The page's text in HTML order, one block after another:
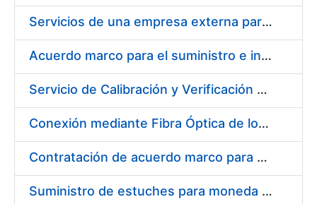
Servicios de una empresa externa para el asesoramiento y resolución de los recursos de alzada que se presentan relacionados con procesos de selección para la FNMT-RCM
Acuerdo marco para el suministro e instalación de persianas, estores y otros complementos
Servicio de Calibración y Verificación Externa de los Equipos de Medición del Servicio de Prevención de la FNMT-RCM
Conexión mediante Fibra Óptica de los Centros de Proceso de Datos (CPDs) de las sedes de la FNMT-RCM de Burgos y Madrid
Contratación de acuerdo marco para el Suministro de Material de Electricidad para la Fábrica Nacional de Moneda y Timbre-Real Casa de la Moneda en su centro de trabajo de Burgos
Suministro de estuches para moneda de 30 €